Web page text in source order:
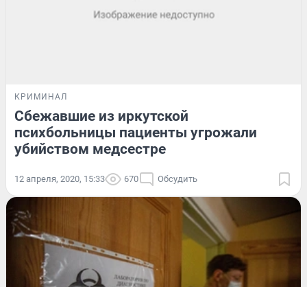
КРИМИНАЛ
Сбежавшие из иркутской
психбольницы пациенты угрожали
убийством медсестре
12 апреля, 2020, 15:33 670 Обсудить